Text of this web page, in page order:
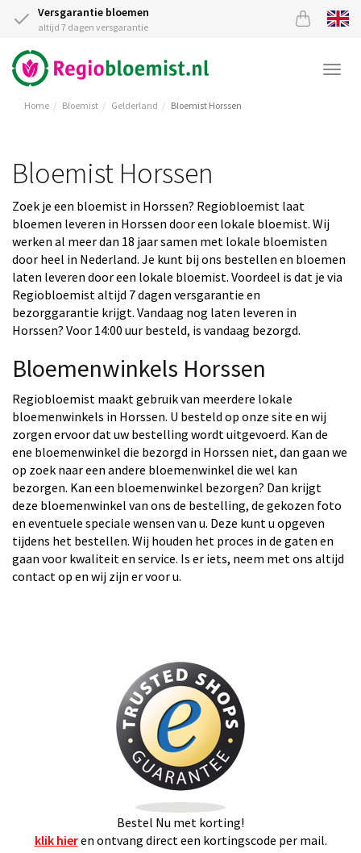
Versgarantie bloemen
altijd 7 dagen versgarantie
Home Bloemist Gelderland Bloemist Horssen
Bloemist Horssen
Zoek je een bloemist in Horssen? Regiobloemist laat
bloemen leveren in Horssen door een lokale bloemist. Wij
werken al meer dan 18 jaar samen met lokale bloemisten
door heel in Nederland. Je kunt bij ons bestellen en bloemen
laten leveren door een lokale bloemist. Voordeel is dat je via
Regiobloemist altijd 7 dagen versgarantie en
bezorggarantie krijgt. Vandaag nog laten leveren in
Horssen? Voor 14:00 uur besteld, is vandaag bezorgd.
Bloemenwinkels Horssen
Regiobloemist maakt gebruik van meerdere lokale
bloemenwinkels in Horssen. U besteld op onze site en wij
zorgen ervoor dat uw bestelling wordt uitgevoerd. Kan de
ene bloemenwinkel die bezorgd in Horssen niet, dan gaan we
op zoek naar een andere bloemenwinkel die wel kan
bezorgen. Kan een bloemenwinkel bezorgen? Dan krijgt
deze bloemenwinkel van ons de bestelling, de gekozen foto
en eventuele speciale wensen van u. Deze kunt u opgeven
tijdens het bestellen. Wij houden het proces in de gaten en
gaan voor kwaliteit en service. Is er iets, neem met ons altijd
contact op en wij zijn er voor u.
Bestel Nu met korting!
klik hieren ontvang direct een kortingscode per mail.